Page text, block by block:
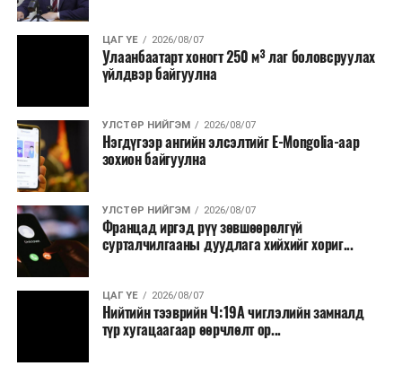
ЦАГ ҮЕ 2026/08/07
Улаанбаатарт хоногт 250 м³ лаг боловсруулах
үйлдвэр байгуулна
УЛСТӨР НИЙГЭМ 2026/08/07
Нэгдүгээр ангийн элсэлтийг E-Mongolia-аар
зохион байгуулна
УЛСТӨР НИЙГЭМ 2026/08/07
Францад иргэд рүү зөвшөөрөлгүй
сурталчилгааны дуудлага хийхийг хориг...
ЦАГ ҮЕ 2026/08/07
Нийтийн тээврийн Ч:19А чиглэлийн замналд
түр хугацаагаар өөрчлөлт ор...